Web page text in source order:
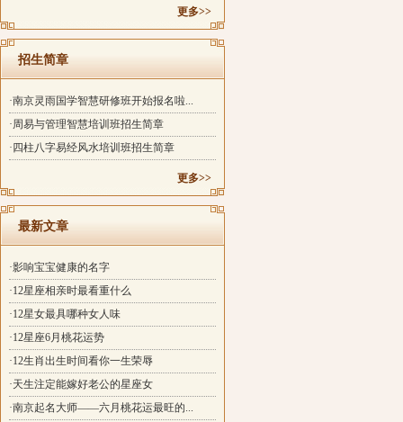
更多>>
招生简章
·南京灵雨国学智慧研修班开始报名啦...
·周易与管理智慧培训班招生简章
·四柱八字易经风水培训班招生简章
更多>>
最新文章
·影响宝宝健康的名字
·12星座相亲时最看重什么
·12星女最具哪种女人味
·12星座6月桃花运势
·12生肖出生时间看你一生荣辱
·天生注定能嫁好老公的星座女
·南京起名大师——六月桃花运最旺的...